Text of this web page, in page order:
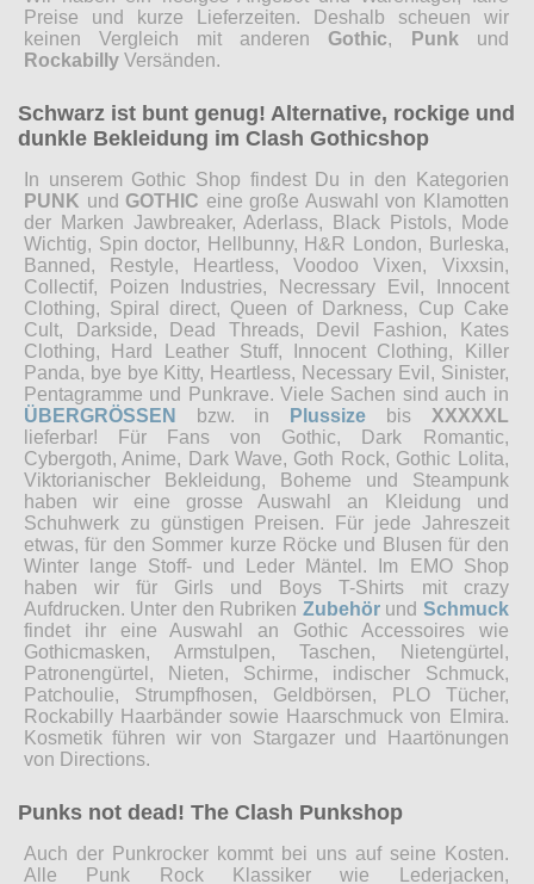
Preise und kurze Lieferzeiten. Deshalb scheuen wir
keinen Vergleich mit anderen Gothic, Punk und
Rockabilly Versänden.
Schwarz ist bunt genug! Alternative, rockige und
dunkle Bekleidung im Clash Gothicshop
In unserem Gothic Shop findest Du in den Kategorien
PUNK und GOTHIC eine große Auswahl von Klamotten
der Marken Jawbreaker, Aderlass, Black Pistols, Mode
Wichtig, Spin doctor, Hellbunny, H&R London, Burleska,
Banned, Restyle, Heartless, Voodoo Vixen, Vixxsin,
Collectif, Poizen Industries, Necressary Evil, Innocent
Clothing, Spiral direct, Queen of Darkness, Cup Cake
Cult, Darkside, Dead Threads, Devil Fashion, Kates
Clothing, Hard Leather Stuff, Innocent Clothing, Killer
Panda, bye bye Kitty, Heartless, Necessary Evil, Sinister,
Pentagramme und Punkrave. Viele Sachen sind auch in
ÜBERGRÖSSEN
bzw. in Plussize bis XXXXXL
lieferbar! Für Fans von Gothic, Dark Romantic,
Cybergoth, Anime, Dark Wave, Goth Rock, Gothic Lolita,
Viktorianischer Bekleidung, Boheme und Steampunk
haben wir eine grosse Auswahl an Kleidung und
Schuhwerk zu günstigen Preisen. Für jede Jahreszeit
etwas, für den Sommer kurze Röcke und Blusen für den
Winter lange Stoff- und Leder Mäntel. Im EMO Shop
haben wir für Girls und Boys T-Shirts mit crazy
Aufdrucken. Unter den Rubriken Zubehörund Schmuck
findet ihr eine Auswahl an Gothic Accessoires wie
Gothicmasken, Armstulpen, Taschen, Nietengürtel,
Patronengürtel, Nieten, Schirme, indischer Schmuck,
Patchoulie, Strumpfhosen, Geldbörsen, PLO Tücher,
Rockabilly Haarbänder sowie Haarschmuck von Elmira.
Kosmetik führen wir von Stargazer und Haartönungen
von Directions.
Punks not dead! The Clash Punkshop
Auch der Punkrocker kommt bei uns auf seine Kosten.
Alle Punk Rock Klassiker wie Lederjacken,